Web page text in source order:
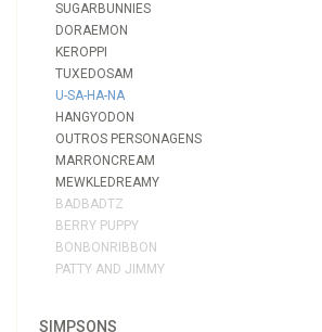
SUGARBUNNIES
DORAEMON
KEROPPI
TUXEDOSAM
U-SA-HA-NA
HANGYODON
OUTROS PERSONAGENS
MARRONCREAM
MEWKLEDREAMY
BADBADTZ
BERRY PUPPY
BONBONRIBBON
PATTY AND JIMMY
SIMPSONS